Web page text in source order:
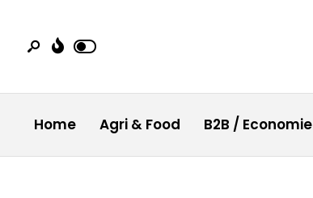
Home Agri & Food B2B / Economie